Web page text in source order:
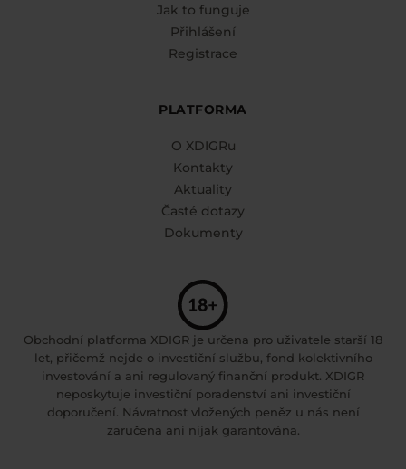
Jak to funguje
Přihlášení
Registrace
PLATFORMA
O XDIGRu
Kontakty
Aktuality
Časté dotazy
Dokumenty
Obchodní platforma XDIGR je určena pro uživatele starší 18
let, přičemž nejde o investiční službu, fond kolektivního
investování a ani regulovaný finanční produkt. XDIGR
neposkytuje investiční poradenství ani investiční
doporučení. Návratnost vložených peněz u nás není
zaručena ani nijak garantována.